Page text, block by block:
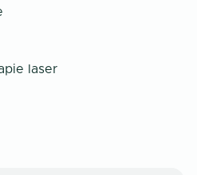
laser